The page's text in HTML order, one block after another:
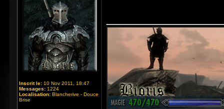
Inscrit le: 10 Nov 2011, 18:47
Messages: 1224
Localisation: Blancherive - Douce
Brise